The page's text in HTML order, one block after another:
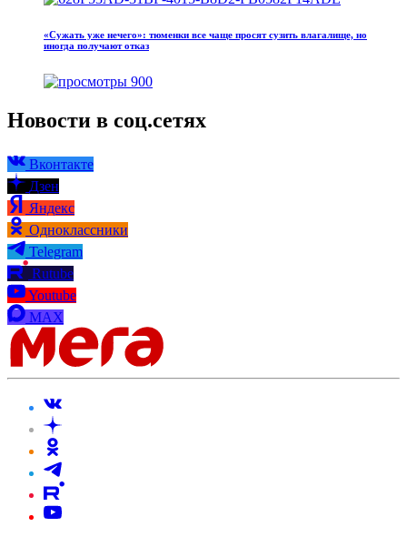
«Сужать уже нечего»: тюменки все чаще просят сузить влагалище, но
иногда получают отказ
900
Новости в соц.сетях
Вконтакте
Дзен
Яндекс
Одноклассники
Telegram
Rutube
Youtube
MAX